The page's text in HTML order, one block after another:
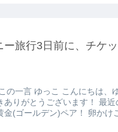
旅行3日前に、チケッ
の一言 ゆっこ こんにちは、
ありがとうございます！ 最
金(ゴールデン)ペア！ 卵かけ